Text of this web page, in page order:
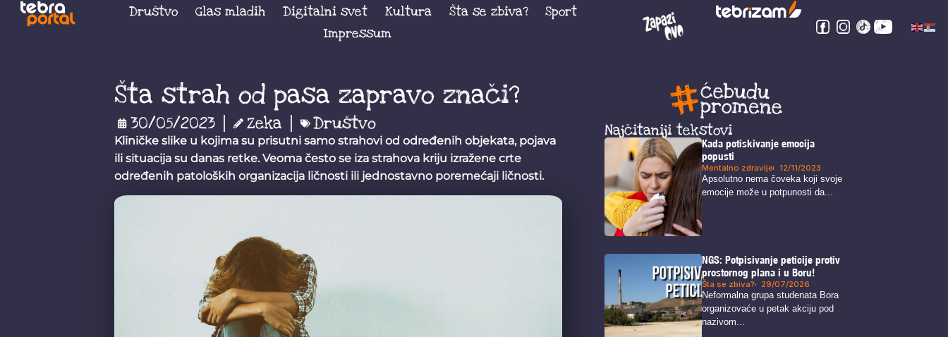
Društvo Glas mladih Digitalni svet Kultura Šta se zbiva?
Sport
Impressum
Šta strah od pasa zapravo znači?
30/05/2023 Zeka Društvo
Kliničke slike u kojima su prisutni samo strahovi od određenih objekata, pojava
ili situacija su danas retke. Veoma često se iza strahova kriju izražene crte
određenih patoloških organizacija ličnosti ili jednostavno poremećaji ličnosti.
Najčitaniji tekstovi
Kada potiskivanje emocija
popusti
Mentalno zdravlje 12/11/2023
Apsolutno nema čoveka koji svoje
emocije može u potpunosti da...
NGS: Potpisivanje peticije protiv
prostornog plana i u Boru!
Šta se zbiva? 29/07/2026
Neformalna grupa studenata Bora
organizovaće u petak akciju pod
nazivom...